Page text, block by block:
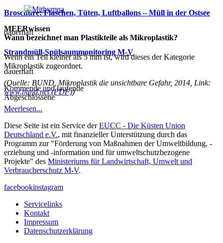
Broschüre: Flaschen, Tüten, Luftballons – Müll in der Ostsee
dauerhaft
Strandmüll-Spülsaummonitoring M-V
dauerhaft
Kommende und laufende
Abgeschlossene
MEERwissen
Wann bezeichnet man Plastikteile als Mikroplastik?
Wenn ein Teil kleiner als 5 mm ist, wird dieses der Kategorie
Mikroplastik zugeordnet.
(Quelle: BUND, Mikroplastik die unsichtbare Gefahr, 2014, Link:
www.bund.net (PDF))
Meerlesen...
Diese Seite ist ein Service derEUCC - Die Küsten Union
Deutschland e.V., mit finanzieller Unterstützung durch das
Programm zur "Förderung von Maßnahmen der Umweltbildung, -
erziehung und -information und für umweltschutzbezogene
Projekte" des Ministeriums für Landwirtschaft, Umwelt und
Verbraucherschutz M-V.
facebookinstagram
Servicelinks
Kontakt
Impressum
Datenschutzerklärung